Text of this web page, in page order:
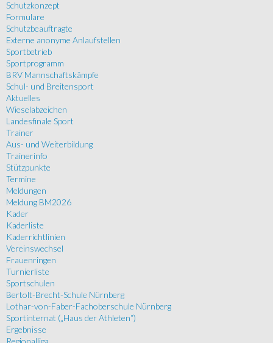
Schutzkonzept
Formulare
Schutzbeauftragte
Externe anonyme Anlaufstellen
Sportbetrieb
Sportprogramm
BRV Mannschaftskämpfe
Schul- und Breitensport
Aktuelles
Wieselabzeichen
Landesfinale Sport
Trainer
Aus- und Weiterbildung
Trainerinfo
Stützpunkte
Termine
Meldungen
Meldung BM2026
Kader
Kaderliste
Kaderrichtlinien
Vereinswechsel
Frauenringen
Turnierliste
Sportschulen
Bertolt-Brecht-Schule Nürnberg
Lothar-von-Faber-Fachoberschule Nürnberg
Sportinternat („Haus der Athleten“)
Ergebnisse
Regionalliga